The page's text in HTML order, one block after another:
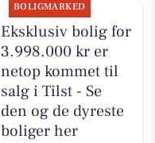
BOLIGMARKED
Eksklusiv bolig for
3.998.000 kr er
netop kommet til
salg i Tilst - Se
den og de dyreste
boliger her